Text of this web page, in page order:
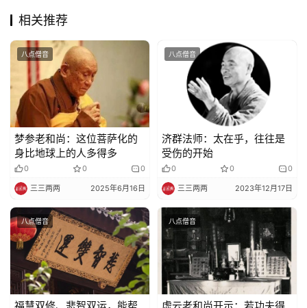
佛
教
物
寺
院
巡
礼
视
频
纪
录
登录
相关推荐
八点僧音
梦参老和尚：这位菩萨化的
身比地球上的人多得多
0 0 0
三三两两 2025年6月16日
八点僧音
济群法师：太在乎，往往是
受伤的开始
0 0 0
三三两两 2023年12月17日
八点僧音 八点僧音